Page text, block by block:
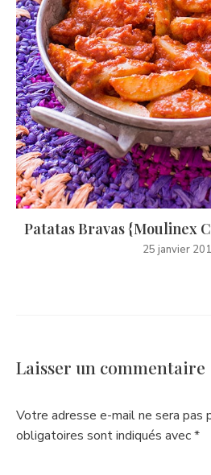
Patatas Bravas {Moulinex
25 janvier
Laisser un commentaire
Votre adresse e-mail ne sera pas
obligatoires sont indiqués avec*